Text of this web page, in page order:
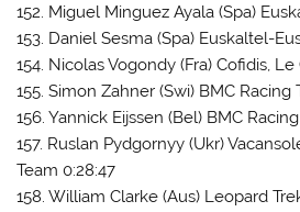
152. Miguel Minguez Ayala (Spa)
153. Daniel Sesma (Spa) Euskaltel-
154. Nicolas Vogondy (Fra) Cofidis,
155. Simon Zahner (Swi) BMC Racing
156. Yannick Eijssen (Bel) BMC
157. Ruslan Pydgornyy (Ukr)
Team 0:28:47
158. William Clarke (Aus) Leopard